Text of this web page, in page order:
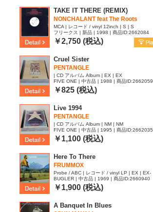
TAKE IT THERE (REMIX)
NONCHALANT feat The Roots
MCA | レコード / vinyl 12inch | S | S
フリークス | 新品 | 1998 | 商品ID:2662084
￥2,750 (税込)
Cruel Sister
PENTANGLE
| CD アルバム Album | EX | EX
FIVE ONE | 中古品 | 1988 | 商品ID:2662059
￥825 (税込)
Live 1994
PENTANGLE
| CD アルバム Album | NM | NM
FIVE ONE | 中古品 | 1995 | 商品ID:2662035
￥1,100 (税込)
Here To There
FRUMMOX
Probe / ABC | レコード / vinyl LP | EX | EX-
BUGLER | 中古品 | 1969 | 商品ID:2660940
￥1,900 (税込)
A Banquet In Blues